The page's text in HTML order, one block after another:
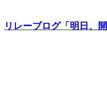
リレーブログ「明日、